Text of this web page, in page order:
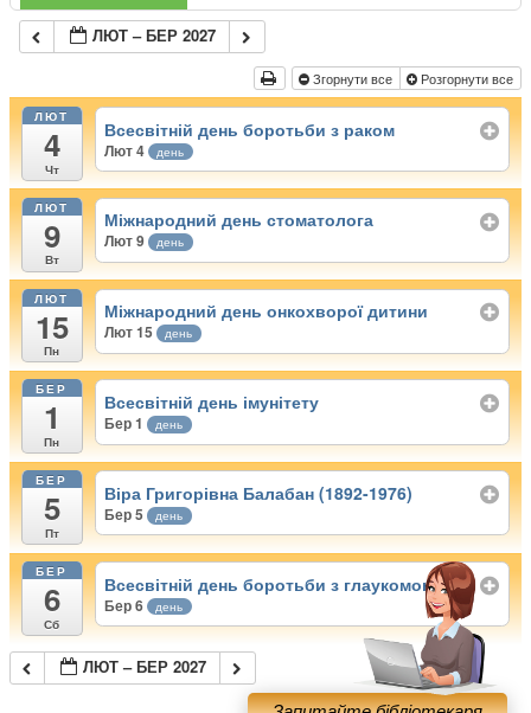
ЛЮТ – БЕР 2027
Згорнути все Розгорнути все
ЛЮТ
4
Чт
Всесвітній день боротьби з раком
Лют 4 день
ЛЮТ
9
Вт
Міжнародний день стоматолога
Лют 9 день
ЛЮТ
15
Пн
Міжнародний день онкохворої дитини
Лют 15 день
БЕР
1
Пн
Всесвітній день імунітету
Бер 1 день
БЕР
5
Пт
Віра Григорівна Балабан (1892-1976)
Бер 5 день
БЕР
6
Сб
Всесвітній день боротьби з глаукомою
Бер 6 день
ЛЮТ – БЕР 2027